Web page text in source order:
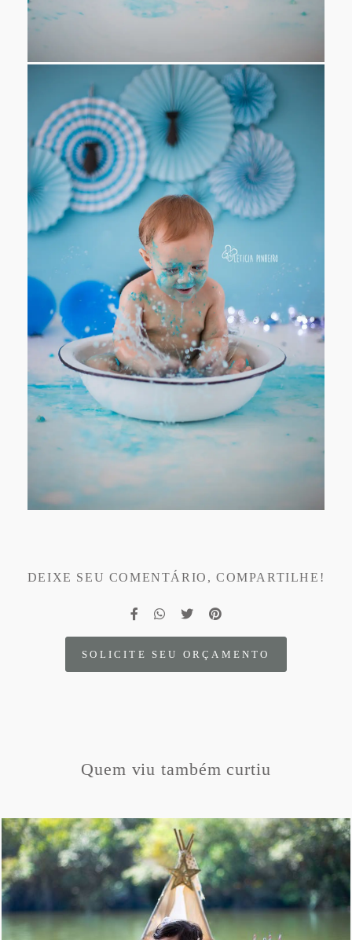
DEIXE SEU COMENTÁRIO, COMPARTILHE!
SOLICITE SEU ORÇAMENTO
Quem viu também curtiu